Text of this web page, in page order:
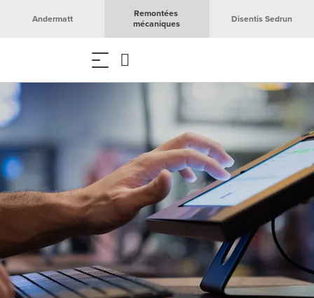
Andermatt
Remontées
mécaniques
Disentis Sedrun